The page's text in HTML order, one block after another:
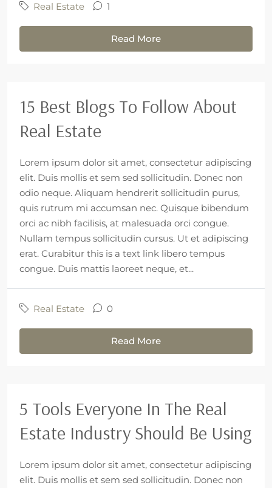
Real Estate 1
Read More
15 Best Blogs To Follow About
Real Estate
Lorem ipsum dolor sit amet, consectetur adipiscing
elit. Duis mollis et sem sed sollicitudin. Donec non
odio neque. Aliquam hendrerit sollicitudin purus,
quis rutrum mi accumsan nec. Quisque bibendum
orci ac nibh facilisis, at malesuada orci congue.
Nullam tempus sollicitudin cursus. Ut et adipiscing
erat. Curabitur this is a text link libero tempus
congue. Duis mattis laoreet neque, et...
Real Estate 0
Read More
5 Tools Everyone In The Real
Estate Industry Should Be Using
Lorem ipsum dolor sit amet, consectetur adipiscing
elit. Duis mollis et sem sed sollicitudin. Donec non